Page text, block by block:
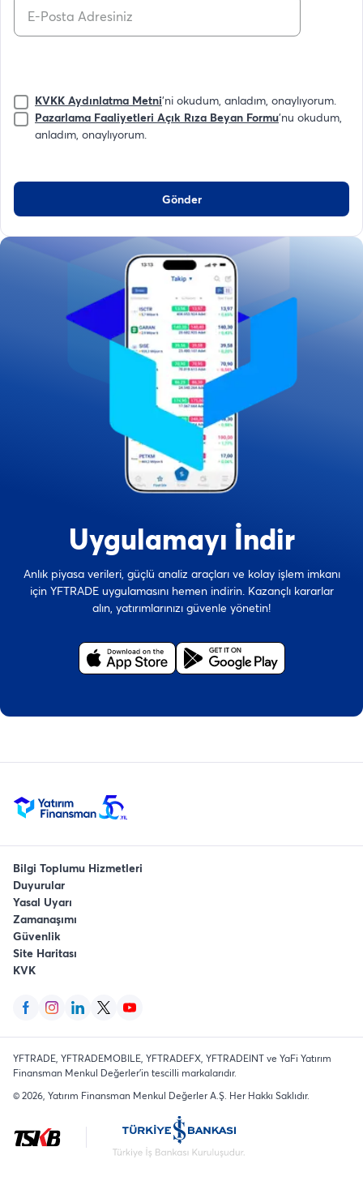
KVKK Aydınlatma Metni'ni okudum, anladım, onaylıyorum.
Pazarlama Faaliyetleri Açık Rıza Beyan Formu'nu okudum,
anladım, onaylıyorum.
Gönder
Uygulamayı İndir
Anlık piyasa verileri, güçlü analiz araçları ve kolay işlem imkanı
için YFTRADE uygulamasını hemen indirin. Kazançlı kararlar
alın, yatırımlarınızı güvenle yönetin!
Bilgi Toplumu Hizmetleri
Duyurular
Yasal Uyarı
Zamanaşımı
Güvenlik
Site Haritası
KVK
YFTRADE, YFTRADEMOBILE, YFTRADEFX, YFTRADEINT ve YaFi Yatırım
Finansman Menkul Değerler'in tescilli markalarıdır.
©2026 , Yatırım Finansman Menkul Değerler A.Ş. Her Hakkı Saklıdır.